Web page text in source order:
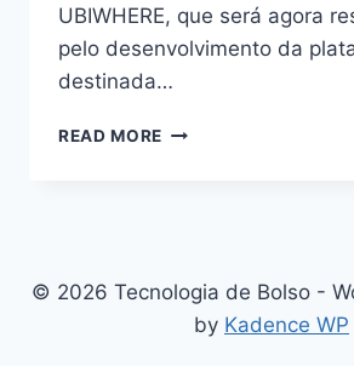
UBIWHERE, que será agora
pelo desenvolvimento da
destinada…
READ MORE UBIWHERE
DO
ESPETRO
© 2026 Tecnologia de Bolso -
by Kadence WP